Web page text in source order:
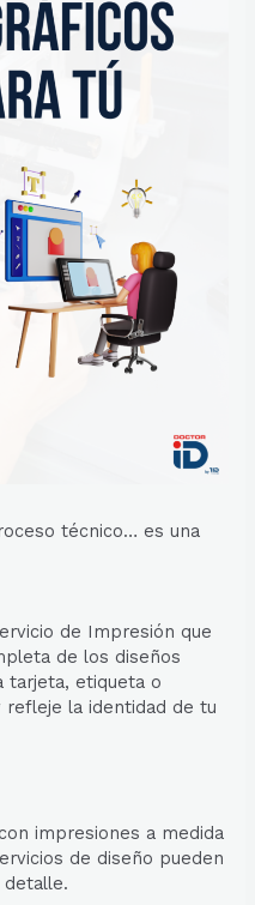
técnico… es una
de Impresión que
de los diseños
tarjeta, etiqueta o
la identidad de tu
impresiones a medida
de diseño pueden
detalle.